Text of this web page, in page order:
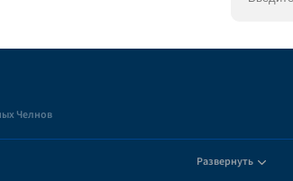
Челнов
Развернуть